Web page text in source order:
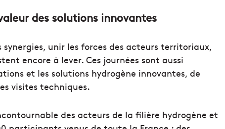
des solutions innovantes
unir les forces des acteurs territoriaux,
encore à lever. Ces journées sont aussi
et les solutions hydrogène innovantes, de
visites techniques.
des acteurs de la filière hydrogène et